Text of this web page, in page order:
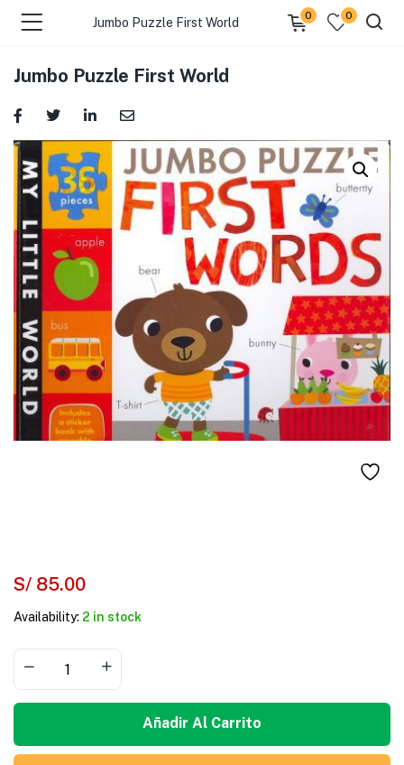
Jumbo Puzzle First World
0 0
Jumbo Puzzle First World
S/ 85.00
Availability: 2 in stock
Añadir Al Carrito